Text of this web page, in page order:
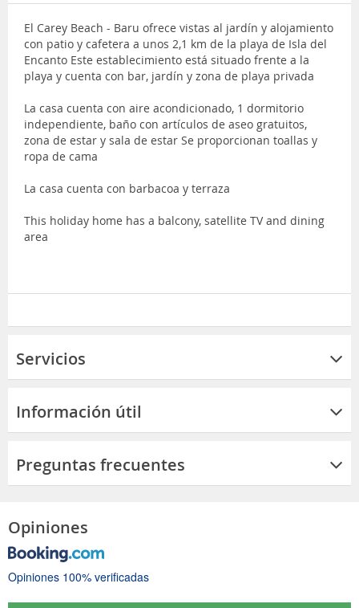
El Carey Beach - Baru ofrece vistas al jardín y alojamiento
con patio y cafetera a unos 2,1 km de la playa de Isla del
Encanto Este establecimiento está situado frente a la
playa y cuenta con bar, jardín y zona de playa privada
La casa cuenta con aire acondicionado, 1 dormitorio
independiente, baño con artículos de aseo gratuitos,
zona de estar y sala de estar Se proporcionan toallas y
ropa de cama
La casa cuenta con barbacoa y terraza
This holiday home has a balcony, satellite TV and dining
area
Servicios
Información útil
Preguntas frecuentes
Opiniones
Opiniones 100% verificadas